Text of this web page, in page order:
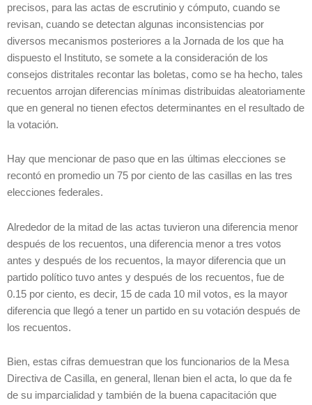
precisos, para las actas de escrutinio y cómputo, cuando se
revisan, cuando se detectan algunas inconsistencias por
diversos mecanismos posteriores a la Jornada de los que ha
dispuesto el Instituto, se somete a la consideración de los
consejos distritales recontar las boletas, como se ha hecho, tales
recuentos arrojan diferencias mínimas distribuidas aleatoriamente
que en general no tienen efectos determinantes en el resultado de
la votación.
Hay que mencionar de paso que en las últimas elecciones se
recontó en promedio un 75 por ciento de las casillas en las tres
elecciones federales.
Alrededor de la mitad de las actas tuvieron una diferencia menor
después de los recuentos, una diferencia menor a tres votos
antes y después de los recuentos, la mayor diferencia que un
partido político tuvo antes y después de los recuentos, fue de
0.15 por ciento, es decir, 15 de cada 10 mil votos, es la mayor
diferencia que llegó a tener un partido en su votación después de
los recuentos.
Bien, estas cifras demuestran que los funcionarios de la Mesa
Directiva de Casilla, en general, llenan bien el acta, lo que da fe
de su imparcialidad y también de la buena capacitación que